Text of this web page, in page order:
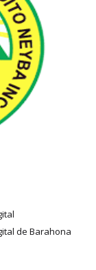
de Barahona